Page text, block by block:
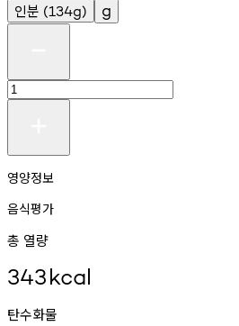
인분 (134g) g
영양정보
음식평가
총 열량
343kcal
탄수화물